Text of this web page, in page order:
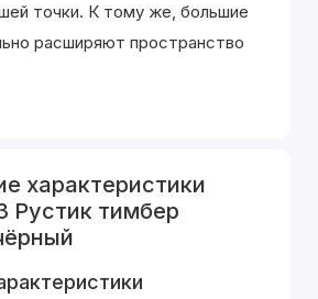
точки. К тому же, большие
расширяют пространство
характеристики
Рустик тимбер